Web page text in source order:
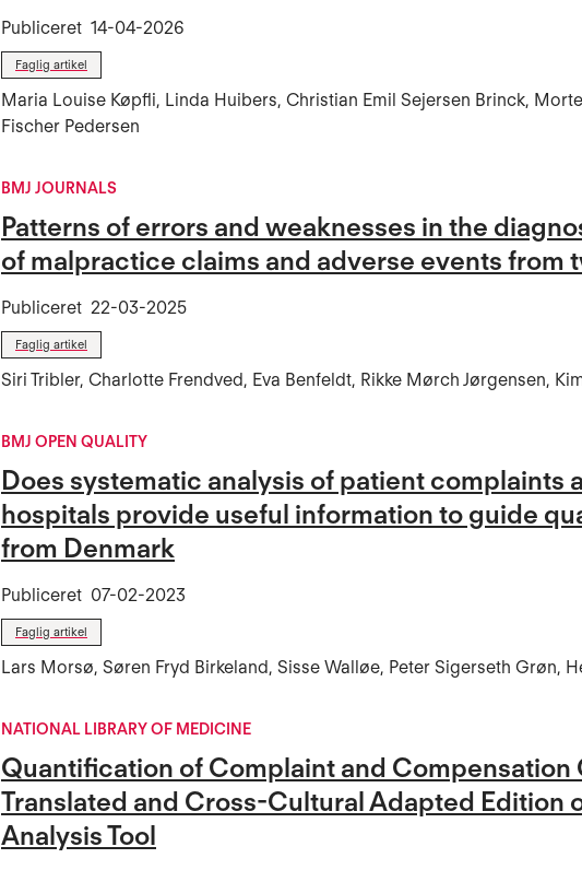
Publiceret 14-04-2026
Faglig artikel
Maria Louise Køpfli, Linda Huibers, Christian Emil Sejersen Brinck,
Fischer Pedersen
BMJ JOURNALS
Patterns of errors and weaknesses in the
of malpractice claims and adverse events from
Publiceret 22-03-2025
Faglig artikel
Siri Tribler, Charlotte Frendved, Eva Benfeldt, Rikke Mørch Jørgensen,
BMJ OPEN QUALITY
Does systematic analysis of patient complaints
hospitals provide useful information to guide
from Denmark
Publiceret 07-02-2023
Faglig artikel
Lars Morsø, Søren Fryd Birkeland, Sisse Walløe, Peter Sigerseth Grøn,
NATIONAL LIBRARY OF MEDICINE
Quantification of Complaint and Compensation
Translated and Cross-Cultural Adapted Edition
Analysis Tool